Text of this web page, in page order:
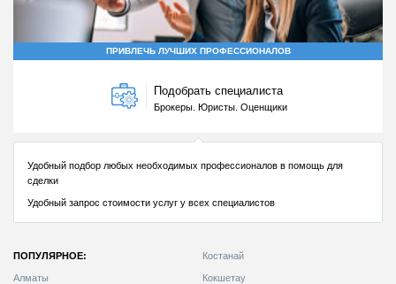
ПОПУЛЯРНОЕ:
Алматы
Костанай
Кокшетау